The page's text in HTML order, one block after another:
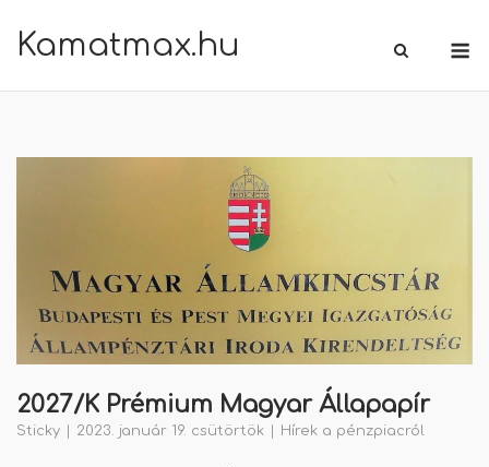
Kamatmax.hu
2027/K Prémium Magyar Állapapír
Sticky 2023. január 19. csütörtök Hírek a pénzpiacról